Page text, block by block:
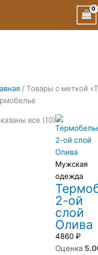
/ Товары с меткой
все (10)
Сортировка:
рейтингу
Мужская
одежда
2-ой
слой
Олива
4860 ₽
Оценка